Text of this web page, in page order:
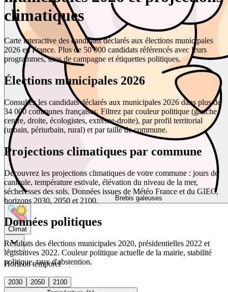
Brebis galeuses
Climat
Horizon temporel
2030 2050
2100
climatiques
Carte interactive des candidats déclarés aux élections municipales
2026 en France. Plus de 50 000 candidats référencés avec leurs
programmes, sites de campagne et étiquettes politiques.
Élections municipales 2026
Consultez les candidats déclarés aux municipales 2026 dans plus de
34 000 communes françaises. Filtrez par couleur politique (gauche,
centre, droite, écologistes, extrême-droite), par profil territorial
(urbain, périurbain, rural) et par taille de commune.
Projections climatiques par commune
Découvrez les projections climatiques de votre commune : jours de
canicule, température estivale, élévation du niveau de la mer,
sécheresses des sols. Données issues de Météo France et du GIEC,
horizons 2030, 2050 et 2100.
Données politiques
Résultats des élections municipales 2020, présidentielles 2022 et
législatives 2022. Couleur politique actuelle de la mairie, stabilité
politique, taux d'abstention.